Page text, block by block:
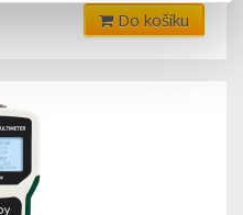
Do košíku